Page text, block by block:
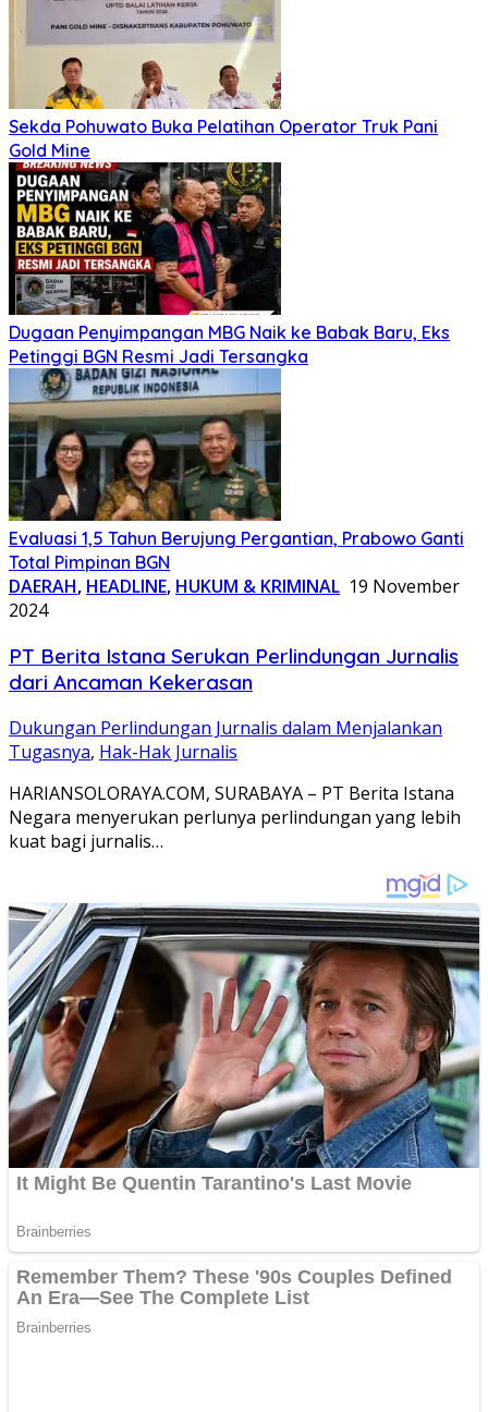
Sekda Pohuwato Buka Pelatihan Operator Truk Pani
Gold Mine
Dugaan Penyimpangan MBG Naik ke Babak Baru, Eks
Petinggi BGN Resmi Jadi Tersangka
Evaluasi 1,5 Tahun Berujung Pergantian, Prabowo Ganti
Total Pimpinan BGN
DAERAH, HEADLINE, HUKUM & KRIMINAL 19 November
2024
PT Berita Istana Serukan Perlindungan Jurnalis
dari Ancaman Kekerasan
Dukungan Perlindungan Jurnalis dalam Menjalankan
Tugasnya, Hak-Hak Jurnalis
HARIANSOLORAYA.COM, SURABAYA – PT Berita Istana
Negara menyerukan perlunya perlindungan yang lebih
kuat bagi jurnalis…